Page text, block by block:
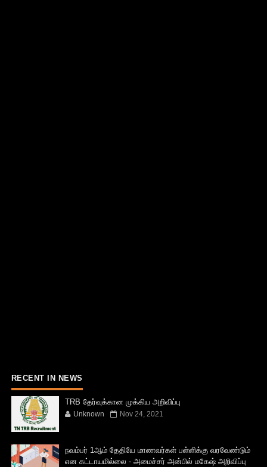
RECENT IN NEWS
TRB தேர்வுக்கான முக்கிய அறிவிப்பு
Unknown Nov 24, 2021
நவம்பர் 1ஆம் தேதியே மாணவர்கள் பள்ளிக்கு வரவேண்டும்
என கட்டாயமில்லை - அமைச்சர் அன்பில் மகேஷ் அறிவிப்பு